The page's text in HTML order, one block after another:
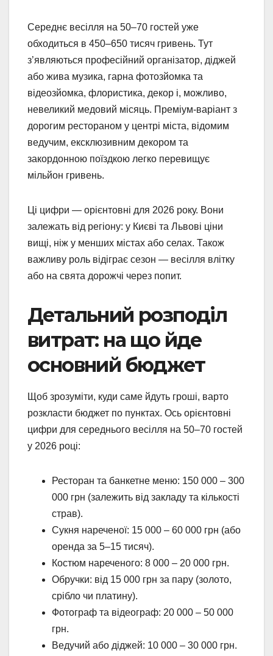
Середнє весілля на 50–70 гостей уже
обходиться в 450–650 тисяч гривень. Тут
з’являються професійний організатор, діджей
або жива музика, гарна фотозйомка та
відеозйомка, флористика, декор і, можливо,
невеликий медовий місяць. Преміум-варіант з
дорогим рестораном у центрі міста, відомим
ведучим, ексклюзивним декором та
закордонною поїздкою легко перевищує
мільйон гривень.
Ці цифри — орієнтовні для 2026 року. Вони
залежать від регіону: у Києві та Львові ціни
вищі, ніж у менших містах або селах. Також
важливу роль відіграє сезон — весілля влітку
або на свята дорожчі через попит.
Детальний розподіл
витрат: на що йде
основний бюджет
Щоб зрозуміти, куди саме йдуть гроші, варто
розкласти бюджет по пунктах. Ось орієнтовні
цифри для середнього весілля на 50–70 гостей
у 2026 році:
Ресторан та банкетне меню: 150 000 – 300
000 грн (залежить від закладу та кількості
страв).
Сукня нареченої: 15 000 – 60 000 грн (або
оренда за 5–15 тисяч).
Костюм нареченого: 8 000 – 20 000 грн.
Обручки: від 15 000 грн за пару (золото,
срібло чи платину).
Фотограф та відеограф: 20 000 – 50 000
грн.
Ведучий або діджей: 10 000 – 30 000 грн.